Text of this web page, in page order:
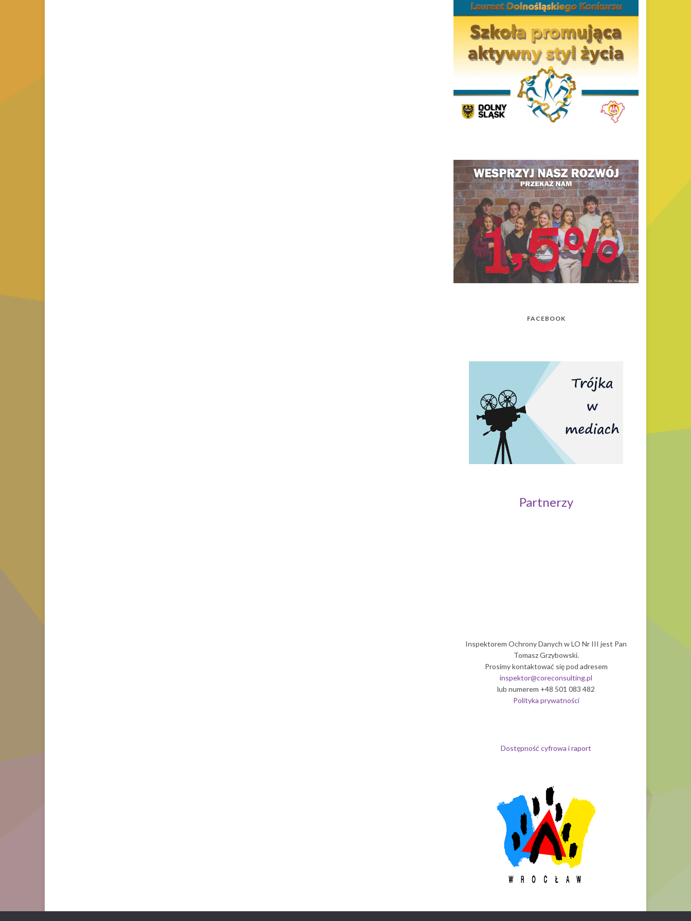
FACEBOOK
Partnerzy
Inspektorem Ochrony Danych w LO Nr III jest Pan
Tomasz Grzybowski.
Prosimy kontaktować się pod adresem
inspektor@coreconsulting.pl
lub numerem +48 501 083 482
Polityka prywatności
Dostępność cyfrowa i raport